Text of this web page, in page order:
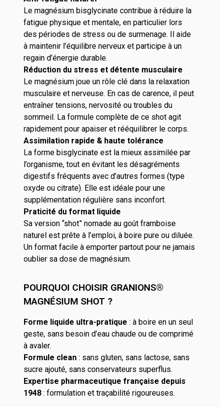
Le magnésium bisglycinate contribue à réduire la
fatigue physique et mentale, en particulier lors
des périodes de stress ou de surmenage. Il aide
à maintenir l’équilibre nerveux et participe à un
regain d’énergie durable.
Réduction du stress et détente musculaire
Le magnésium joue un rôle clé dans la relaxation
musculaire et nerveuse. En cas de carence, il peut
entraîner tensions, nervosité ou troubles du
sommeil. La formule complète de ce shot agit
rapidement pour apaiser et rééquilibrer le corps.
Assimilation rapide & haute tolérance
La forme bisglycinate est la mieux assimilée par
l’organisme, tout en évitant les désagréments
digestifs fréquents avec d’autres formes (type
oxyde ou citrate). Elle est idéale pour une
supplémentation régulière sans inconfort.
Praticité du format liquide
Sa version “shot” nomade au goût framboise
naturel est prête à l’emploi, à boire pure ou diluée.
Un format facile à emporter partout pour ne jamais
oublier sa dose de magnésium.
POURQUOI CHOISIR GRANIONS®
MAGNÉSIUM SHOT ?
Forme liquide ultra-pratique : à boire en un seul
geste, sans besoin d’eau chaude ou de comprimé
à avaler.
Formule clean : sans gluten, sans lactose, sans
sucre ajouté, sans conservateurs superflus.
Expertise pharmaceutique française depuis
1948 : formulation et traçabilité rigoureuses.